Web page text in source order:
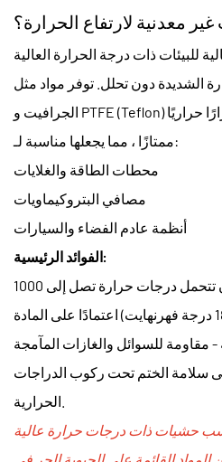
معدنية لارتفاع الحرارة؟
للبيئات ذات درجة الحرارة العالية
الشديدة دون تحلل. توفر مواد مثل
الجرافيت و PTFE (Teflon) والألياف السيراميك استقرارًا حراريًا
ممتازًا ، مما يجعلها مناسبة لـ:
محطات الطاقة والغلايات
مصافي البتروكيماويات
أنظمة عادم الفضاء والسيارات
الفوائد الرئيسية:
المقاومة الحرارية - يمكن أن تتحمل درجات حرارة تصل إلى 1000
سلامة الختم تحت ركوب الدراجات
حشيات ذات درجات حرارة عالية